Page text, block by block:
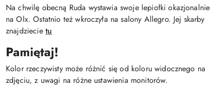
Na chwilę obecną Ruda wystawia swoje lepiołki okazjonalnie
na Olx. Ostatnio też wkroczyła na salony Allegro. Jej skarby
znajdziecie tu
Pamiętaj!
Kolor rzeczywisty może różnić się od koloru widocznego na
zdjęciu, z uwagi na różne ustawienia monitorów.